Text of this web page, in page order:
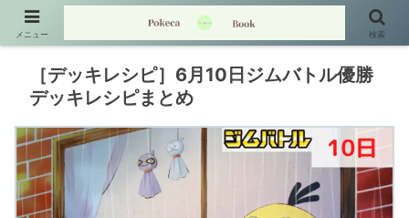
［デッキレシピ］6月10日ジムバトル優勝
デッキレシピまとめ
メニュー 検索